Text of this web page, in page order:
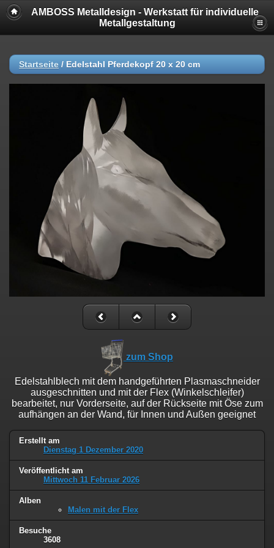
AMBOSS Metalldesign - Werkstatt für individuelle
Metallgestaltung
Startseite / Edelstahl Pferdekopf 20 x 20 cm
zum Shop
Edelstahlblech mit dem handgeführten Plasmaschneider
ausgeschnitten und mit der Flex (Winkelschleifer)
bearbeitet, nur Vorderseite, auf der Rückseite mit Öse zum
aufhängen an der Wand, für Innen und Außen geeignet
Erstellt am
Dienstag 1 Dezember 2020
Veröffentlicht am
Mittwoch 11 Februar 2026
Alben
Malen mit der Flex
Besuche
3608